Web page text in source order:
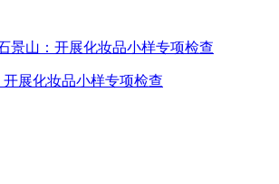
展化妆品小样专项检查